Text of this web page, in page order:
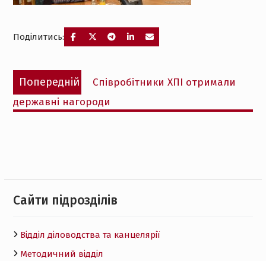
Поділитись:
Навігація
записів
Попередній
Попередній
запис:
Співробітники ХПІ отримали
державні нагороди
Cайти підрозділів
Відділ діловодства та канцелярії
Методичний відділ